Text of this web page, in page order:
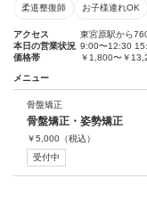
柔道整復師 お子様連れOK
アクセス
東宮原駅から
本日の営業状況 9:00〜12:30
価格帯
￥1,800〜￥
メニュー
骨盤矯正
骨盤矯正・姿勢矯正
￥5,000 （税込）
受付中